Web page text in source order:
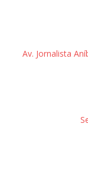
Av. Jornalista